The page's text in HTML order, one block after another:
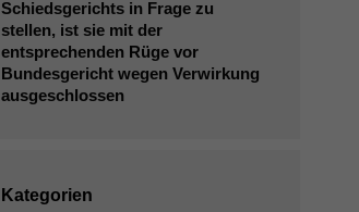
Schiedsgerichts in Frage zu
stellen, ist sie mit der
entsprechenden Rüge vor
Bundesgericht wegen Verwirkung
ausgeschlossen
Kategorien